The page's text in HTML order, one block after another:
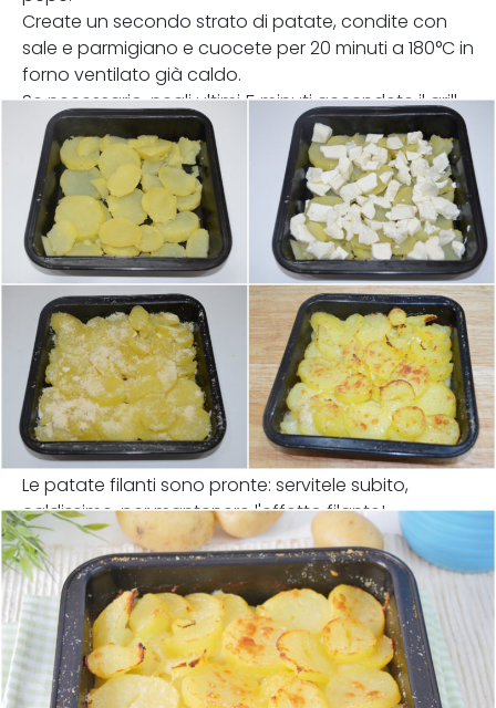
Create un secondo strato di patate, condite con
sale e parmigiano e cuocete per 20 minuti a 180°C in
forno ventilato già caldo.
Se necessario, negli ultimi 5 minuti accendete il grill.
Le patate filanti sono pronte: servitele subito,
caldissime, per mantenere l'effetto filante!